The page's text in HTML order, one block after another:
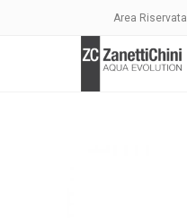
Area Riservata